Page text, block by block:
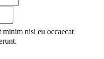
nisi eu occaecat